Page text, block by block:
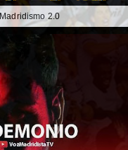
Madridismo 2.0